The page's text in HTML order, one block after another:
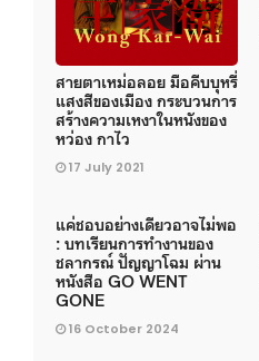
สายตาเหม่อลอย มือคีบบุหรี่
แสงสีของเมือง กระบวนการ
สร้างความเหงาในหนังของ
หว่อง กาไว
17 July 2021
แค่ชอบอย่างเดียวอาจไม่พอ
: บทเรียนการทำงานของ
ชลากรณ์ ปัญญาโฉม ผ่าน
หนังสือ GO WENT
GONE
16 October 2024